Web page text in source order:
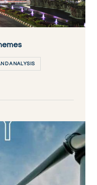
ANALYSIS